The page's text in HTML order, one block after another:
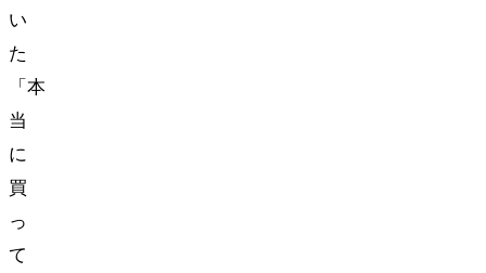
い
た
「本
当
に
買
っ
て